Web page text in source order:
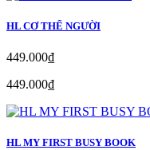
HL CƠ THỂ NGƯỜI
449.000₫
449.000₫
HL MY FIRST BUSY BOOK